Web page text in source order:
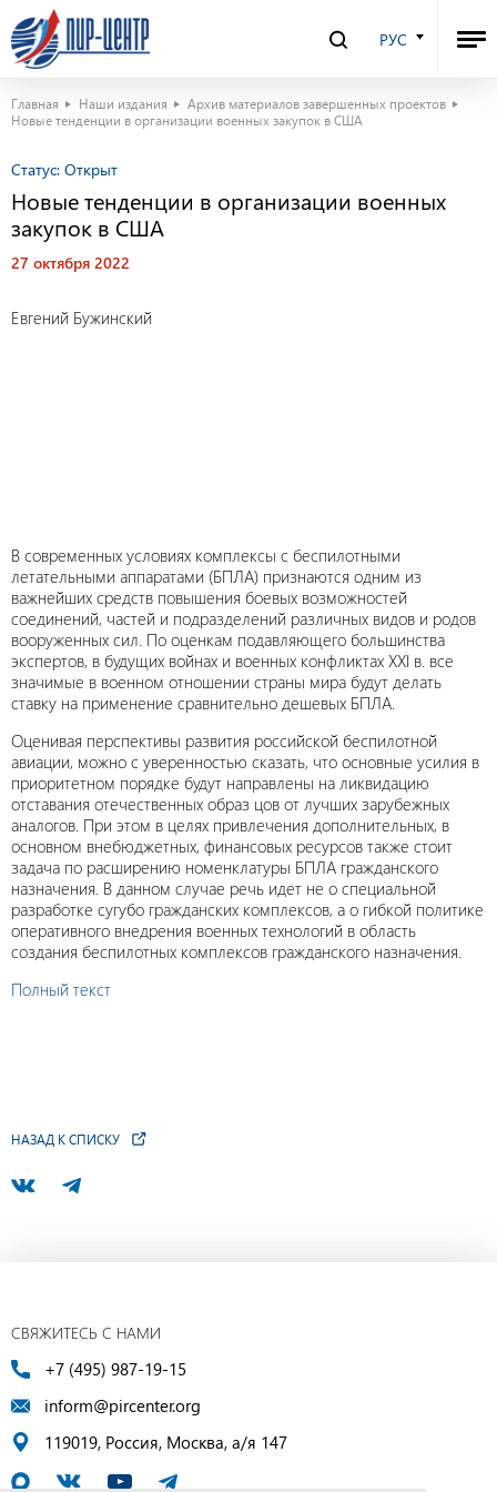
РУС
Главная Наши издания
Архив материалов завершенных проектов
Новые тенденции в организации военных закупок в США
Статус: Открыт
Новые тенденции в организации военных
закупок в США
27 октября 2022
Евгений Бужинский
В современных условиях комплексы с беспилотными
летательными аппаратами (БПЛА) признаются одним из
важнейших средств повышения боевых возможностей
соединений, частей и подразделений различных видов и родов
вооруженных сил. По оценкам подавляющего большинства
экспертов, в будущих войнах и военных конфликтах XXI в. все
значимые в военном отношении страны мира будут делать
ставку на применение сравнительно дешевых БПЛА.
Оценивая перспективы развития российской беспилотной
авиации, можно с уверенностью сказать, что основные усилия в
приоритетном порядке будут направлены на ликвидацию
отставания отечественных образ цов от лучших зарубежных
аналогов. При этом в целях привлечения дополнительных, в
основном внебюджетных, финансовых ресурсов также стоит
задача по расширению номенклатуры БПЛА гражданского
назначения. В данном случае речь идет не о специальной
разработке сугубо гражданских комплексов, а о гибкой политике
оперативного внедрения военных технологий в область
создания беспилотных комплексов гражданского назначения.
Полный текст
НАЗАД К СПИСКУ
СВЯЖИТЕСЬ С НАМИ
+7 (495) 987-19-15
inform@pircenter.org
119019, Россия, Москва, а/я 147